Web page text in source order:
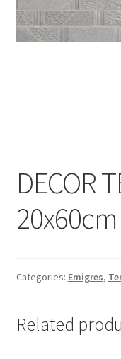
Informatii
Plata si Livrare
Magazin
Plată
DECOR
20x60cm
Categories: Emigres,
Related